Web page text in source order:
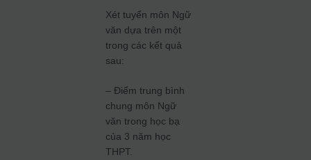
Xét tuyển môn Ngữ
văn dựa trên một
trong các kết quả
sau:
– Điểm trung bình
chung môn Ngữ
văn trong học bạ
của 3 năm học
THPT.